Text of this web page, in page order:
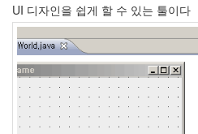
UI 디자인을 쉽게 할 수 있는 툴이다
전
기
차
ubuntu
PSP
Linux